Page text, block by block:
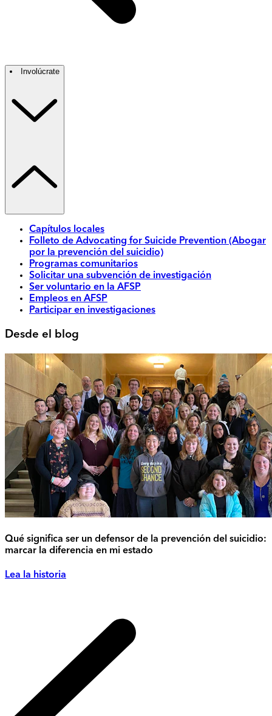
Involúcrate
Capítulos locales
Folleto de Advocating for Suicide Prevention (Abogar
por la prevención del suicidio)
Programas comunitarios
Solicitar una subvención de investigación
Ser voluntario en la AFSP
Empleos en AFSP
Participar en investigaciones
Desde el blog
Qué significa ser un defensor de la prevención del suicidio:
marcar la diferencia en mi estado
Lea la historia